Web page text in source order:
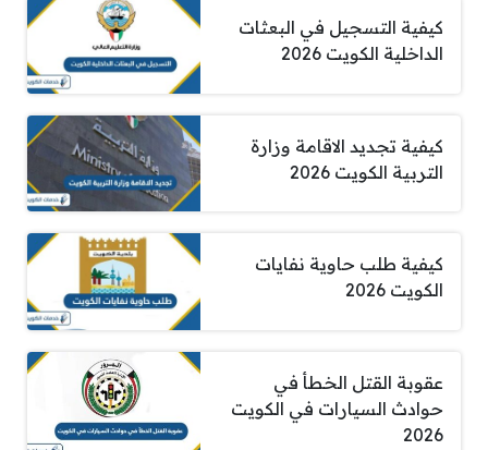
كيفية التسجيل في البعثات
الداخلية الكويت 2026
كيفية تجديد الاقامة وزارة
التربية الكويت 2026
كيفية طلب حاوية نفايات
الكويت 2026
عقوبة القتل الخطأ في
حوادث السيارات في الكويت
2026